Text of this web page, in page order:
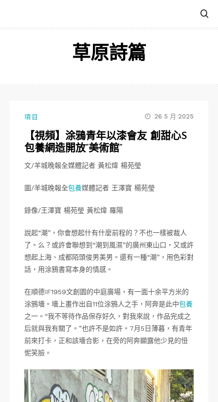
主
草原詩篇
項目 26 5 月 2025
【視頻】涂鴉青年以漆會友 創甜心S
包養網造開放“美術館”
文/羊城晚報全媒體記者 黃松煒 楊苑瑩
圖/羊城晚報全包養媒體記者 王澤寶 楊苑瑩
錄像/王澤寶 楊苑瑩 黃松煒 羅陽
說起“潮”，你會想起什有什麼前程的？不也一樣被裁人
了。么？或許會聯想到“潮到風濕”的廣州東山口，又或許
想起上海、成都陌頭俊男美男。還有一種“潮”，用色彩對
話，用涂鴉書寫本身的情感。
在順德IF1959文創園的中庭廣場，有一面十余平方米的
涂鴉墻。墻上畫作出自11位涂鴉人之手，阿奔是此中包養
之一。“我不等待作品保存好久，對我來說，作品完成之
后就與我有關了。”也許不是如許。7月5日薄暮，有青年
前來打卡，正和該墻合影，在旁的阿奔顯露他少見的忸
怩笑臉。